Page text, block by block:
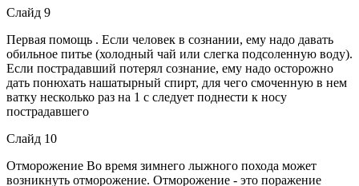
Слайд 9
Первая помощь . Если человек в сознании, ему надо давать
обильное питье (холодный чай или слегка подсоленную воду).
Если пострадавший потерял сознание, ему надо осторожно
дать понюхать нашатырный спирт, для чего смоченную в нем
ватку несколько раз на 1 с следует поднести к носу
пострадавшего
Слайд 10
Отморожение Во время зимнего лыжного похода может
возникнуть отморожение. Отморожение - это поражение